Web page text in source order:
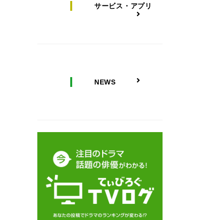
サービス・アプリ
NEWS